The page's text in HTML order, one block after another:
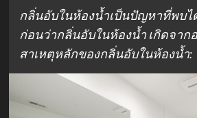
กลิ่นอับในห้องน้ำเป็นปัญหาที่พบไ
ก่อนว่ากลิ่นอับในห้องน้ำ เกิดจาก
สาเหตุหลักของกลิ่นอับในห้องน้ำ: